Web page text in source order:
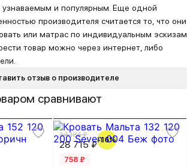
отзыв о производителе
и популярным. Еще одной
производителя считается то, что они
или матрас по индивидуальным эскизам
товар можно через интернет, либо
сравнивают
34 184 ₽
28 715 ₽-16%
758 ₽